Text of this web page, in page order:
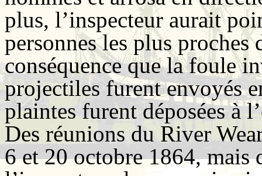
plus, l’inspecteur aurait
personnes les plus
conséquence que la foule
projectiles furent envoyés
plaintes furent déposées à
Des réunions du River
6 et 20 octobre 1864, mais